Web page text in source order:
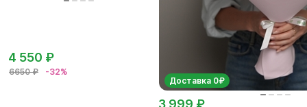
6650 ₽ -32%
4 550 ₽
Доставка 0₽